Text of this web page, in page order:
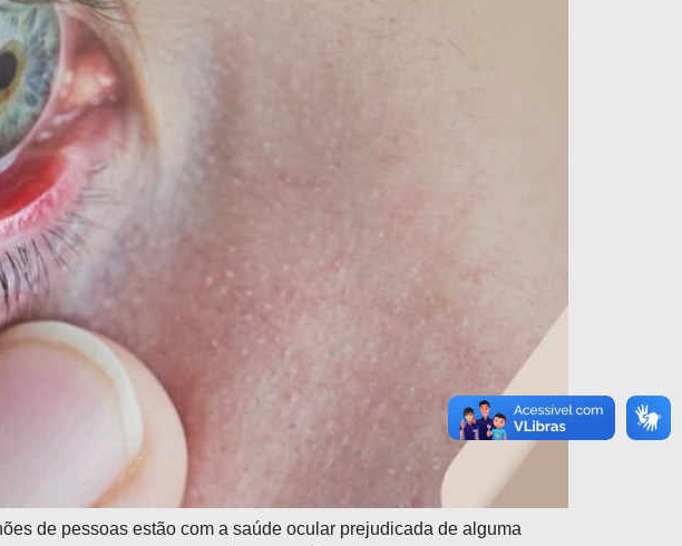
de pessoas estão com a saúde ocular prejudicada de alguma